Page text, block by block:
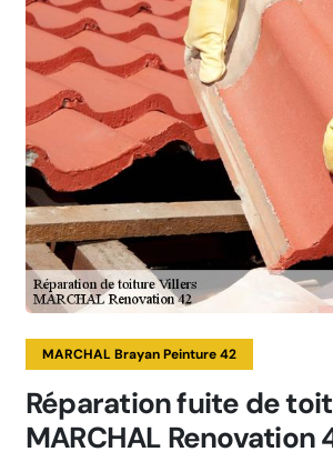
MARCHAL Brayan Peinture 42
Réparation fuite de
MARCHAL Renovation